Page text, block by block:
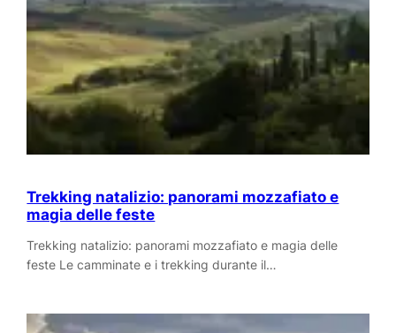
Trekking natalizio: panorami mozzafiato e
magia delle feste
Trekking natalizio: panorami mozzafiato e magia delle
feste Le camminate e i trekking durante il…